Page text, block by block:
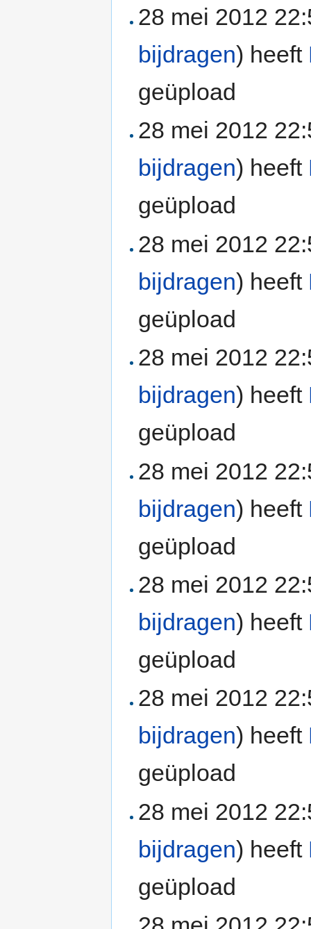
28 mei 2012
bijdragen) heeft
geüpload
28 mei 2012
bijdragen) heeft
geüpload
28 mei 2012
bijdragen) heeft
geüpload
28 mei 2012
bijdragen) heeft
geüpload
28 mei 2012
bijdragen) heeft
geüpload
28 mei 2012
bijdragen) heeft
geüpload
28 mei 2012
bijdragen) heeft
geüpload
28 mei 2012
bijdragen) heeft
geüpload